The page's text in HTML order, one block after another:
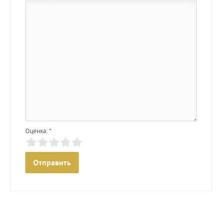
Оценка:*